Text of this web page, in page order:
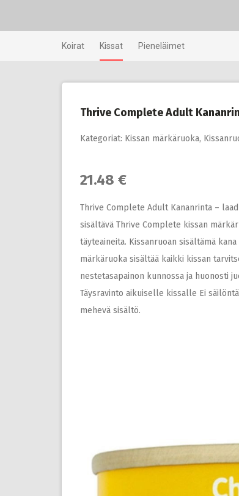
Koirat Kissat Pieneläimet
Thrive Complete Adult
Kategoriat: Kissan märkäruoka,
21.48 €
Thrive Complete Adult Kananrinta –
sisältävä Thrive Complete kissan
täyteaineita. Kissanruoan sisältämä
märkäruoka sisältää kaikki kissan
nestetasapainon kunnossa ja huonosti
Täysravinto aikuiselle kissalle Ei
mehevä sisältö.